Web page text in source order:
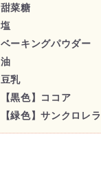
甜菜糖
塩
ベーキングパウダー
油
豆乳
【黒色】ココア
【緑色】サンクロレラ